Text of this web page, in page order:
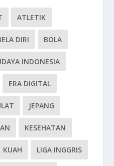
ATLETIK
DIRI BOLA
INDONESIA
ERA DIGITAL
JEPANG
KESEHATAN
KUAH LIGA INGGRIS